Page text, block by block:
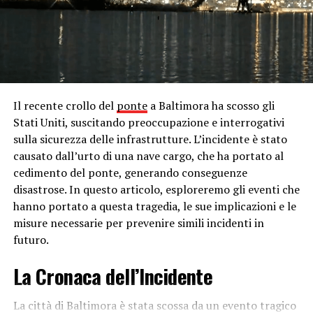
verificato un alterco tra Juan Jesus e Francesco Acerbi,
che ha attirato l’attenzione degli spettatori e dei media.
In seguito alla partita, sono emerse voci secondo cui
Acerbi avrebbe rivolto insulti razzisti a Juan Jesus
durante l’incontro. Queste accuse hanno
immediatamente scatenato una forte reazione da parte
dell’opinione pubblica e dei dirigenti sportivi, che hanno
chiesto un’indagine approfondita sull’incidente.
Le autorità competenti hanno avviato un’indagine
immediata per fare chiarezza sulla situazione. Sono stati
interpellati arbitri, giocatori e testimoni oculari
presenti durante la partita al fine di raccogliere prove e
testimonianze utili per stabilire la verità. Tuttavia,
elemento che confermasse le accuse di comportamento
razzista da parte di Acerbi. Le testimonianze raccolte
non hanno fornito alcun riscontro sostanziale alle
Il recente crollo del pontea Baltimora ha scosso gli
Stati Uniti, suscitando preoccupazione e interrogativi
sulla sicurezza delle infrastrutture. L’incidente è stato
causato dall’urto di una nave cargo, che ha portato al
cedimento del ponte, generando conseguenze
disastrose. In questo articolo, esploreremo gli eventi che
hanno portato a questa tragedia, le sue implicazioni e le
misure necessarie per prevenire simili incidenti in
futuro.
La Cronaca dell’Incidente
La città di Baltimora è stata scossa da un evento tragico